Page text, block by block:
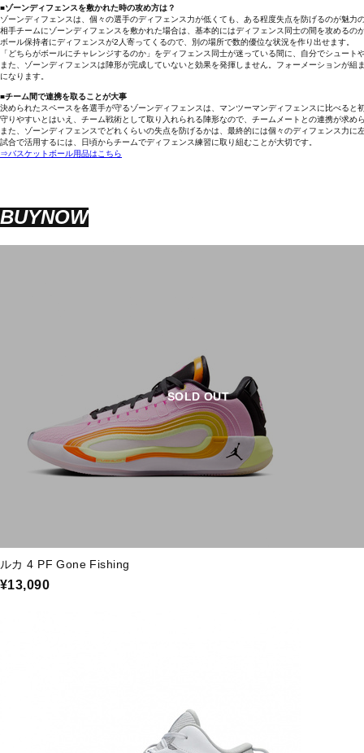
■ゾーンディフェンスを敷かれた時の攻め方は？
ゾーンディフェンスは、個々の選手のディフェンス力が低くても、ある程度失点を防げるのが魅
相手チームにゾーンディフェンスを敷かれた場合は、基本的にはディフェンス同士の間を攻めるの
ボール保持者にディフェンスが2人寄ってくるので、別の場所で数的優位な状況を作り出せます。
「どちらがボールにチャレンジするのか」をディフェンス同士が迷っている間に、自分でシュー
また、ゾーンディフェンスは陣形が完成していないと効果を発揮しません。フォーメーションが
になります。
■チーム間で連携を取ることが大事
決められたスペースを各選手が守るゾーンディフェンスは、マンツーマンディフェンスに比べると
守りやすいとはいえ、チーム戦術として取り入れられる陣形なので、チームメートとの連携が求め
また、ゾーンディフェンスでどれくらいの失点を防げるかは、最終的には個々のディフェンス力に
試合で活用するには、日頃からチームでディフェンス練習に取り組むことが大切です。
⇒バスケットボール用品はこちら
BUYNOW
SOLD OUT
ルカ 4 PF Gone Fishing
¥13,090